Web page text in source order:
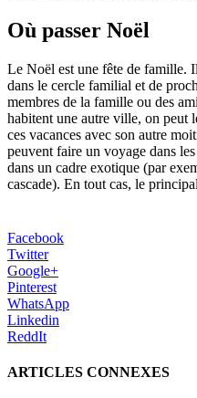
Où passer Noël
Le Noël est une fête de famille.
dans le cercle familial et de
membres de la famille ou des
habitent une autre ville, on peut
ces vacances avec son autre
peuvent faire un voyage dans
dans un cadre exotique (par
cascade). En tout cas, le
Facebook
Twitter
Google+
Pinterest
WhatsApp
Linkedin
ReddIt
ARTICLES CONNEXES